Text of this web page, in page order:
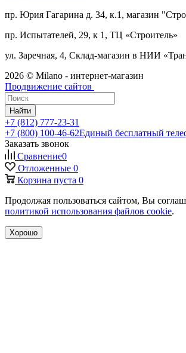
пр. Юрия Гагарина д. 34, к.1, магазин
пр. Испытателей, 29, к 1, ТЦ «Строитель»
ул. Заречная, 4, Склад-магазин в НИИ
2026 © Milano - интернет-магазин
Продвижение сайтов
Найти
+7 (812) 777-23-31
+7 (800) 100-46-62Единый бесплатный
Заказать звонок
Сравнение0
Отложенные 0
Корзина пуста 0
Продолжая пользоваться сайтом, Вы
политикой использования файлов cookie.
Хорошо